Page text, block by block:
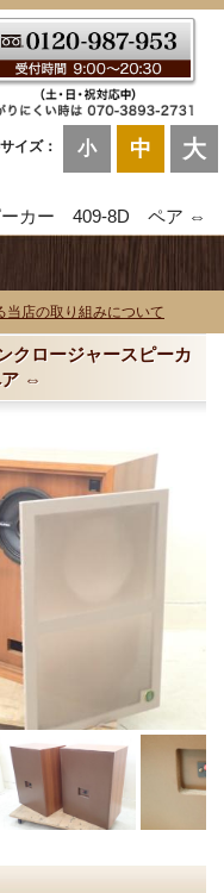
イズ： 小 中 大
ーカー 409-8D ペア ⇔
当店の取り組みについて
ロージャースピーカ
⇔